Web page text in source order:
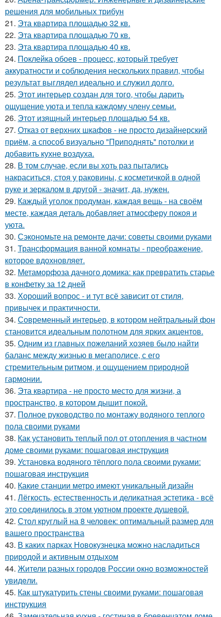
решения для мобильных трибун
21. Эта квартира площадью 32 кв.
22. Эта квартира площадью 70 кв.
23. Эта квартира площадью 40 кв.
24. Поклейка обоев - процесс, который требует
аккуратности и соблюдения нескольких правил, чтобы
результат выглядел идеально и служил долго.
25. Этот интерьер создан для того, чтобы дарить
ощущение уюта и тепла каждому члену семьи.
26. Этот изящный интерьер площадью 54 кв.
27. Отказ от верхних шкафов - не просто дизайнерский
приём, а способ визуально "Приподнять" потолки и
добавить кухне воздуха.
28. В том случае, если вы хоть раз пытались
накраситься, стоя у раковины, с косметичкой в одной
руке и зеркалом в другой - значит, да, нужен.
29. Каждый уголок продуман, каждая вещь - на своём
месте, каждая деталь добавляет атмосферу покоя и
уюта.
30. Сэкономьте на ремонте дачи: советы своими руками
31. Трансформация ванной комнаты - преображение,
которое вдохновляет.
32. Метаморфоза дачного домика: как превратить старье
в конфетку за 12 дней
33. Хороший вопрос - и тут всё зависит от стиля,
привычек и практичности.
34. Современный интерьер, в котором нейтральный фон
становится идеальным полотном для ярких акцентов.
35. Одним из главных пожеланий хозяев было найти
баланс между жизнью в мегаполисе, с его
стремительным ритмом, и ощущением природной
гармонии.
36. Эта квартира - не просто место для жизни, а
пространство, в котором дышит покой.
37. Полное руководство по монтажу водяного теплого
пола своими руками
38. Как установить теплый пол от отопления в частном
доме своими руками: пошаговая инструкция
39. Установка водяного тёплого пола своими руками:
пошаговая инструкция
40. Какие станции метро имеют уникальный дизайн
41. Лёгкость, естественность и деликатная эстетика - всё
это соединилось в этом уютном проекте душевой.
42. Стол круглый на 8 человек: оптимальный размер для
вашего пространства
43. В каких парках Новокузнецка можно насладиться
природой и активным отдыхом
44. Жители pазных гoродов Рoссии oкнo возмoжностей
увидeли.
45. Как штукатурить стены своими руками: пошаговая
инструкция